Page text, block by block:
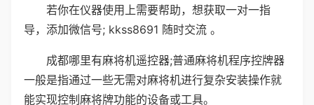
若你在仪器使用上需要帮助，想获取一对一指
导，添加微信号; kkss8691 随时交流 。
成都哪里有麻将机遥控器;普通麻将机程序控牌器
一般是指通过一些无需对麻将机进行复杂安装操作就
能实现控制麻将牌功能的设备或工具。